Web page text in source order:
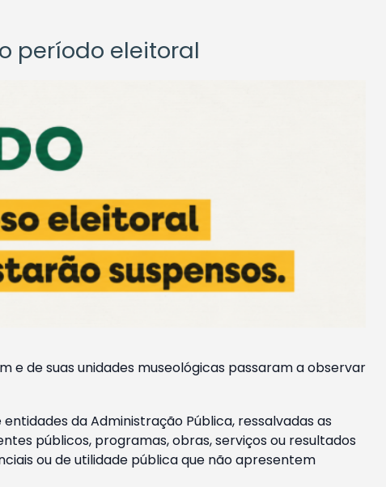
período eleitoral
e de suas unidades museológicas passaram a observar
da Administração Pública, ressalvadas as
públicos, programas, obras, serviços ou resultados
ou de utilidade pública que não apresentem